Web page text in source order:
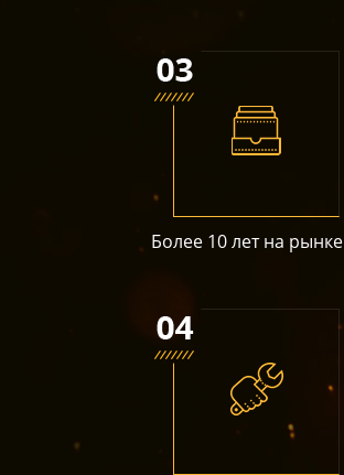
Более 10 лет на рынке